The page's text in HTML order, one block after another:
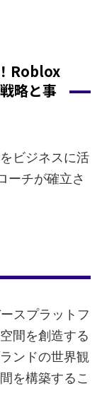
Roblox
略と事
ビジネスに活
ーチが確立さ
スプラットフ
間を創造する
ンドの世界観
を構築するこ